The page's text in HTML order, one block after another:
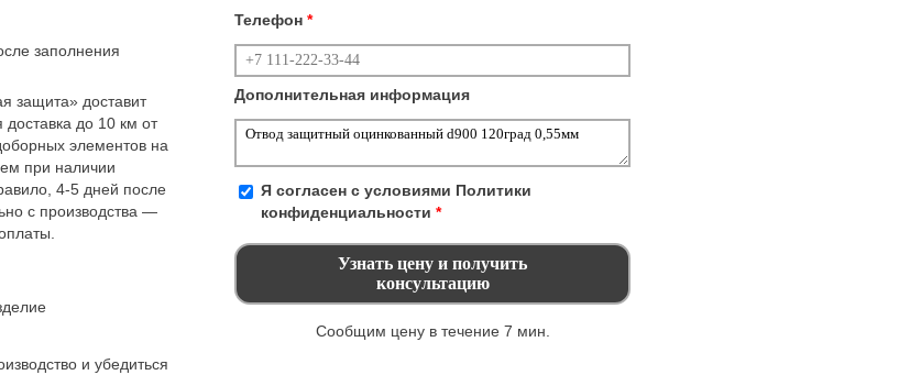
заполнения
защита» доставит
до 10 км от
элементов на
при наличии
4-5 дней после
с производства —
и убедиться
Телефон *
Дополнительная информация
Я согласен с условиями Политики
конфиденциальности *
Сообщим цену в течение 7 мин.